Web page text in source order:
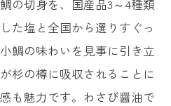
の切身を、国産品3～4種類
た塩と全国から選りすぐっ
鯛の味わいを見事に引き立
杉の樽に吸収されることに
も魅力です。わさび醤油で